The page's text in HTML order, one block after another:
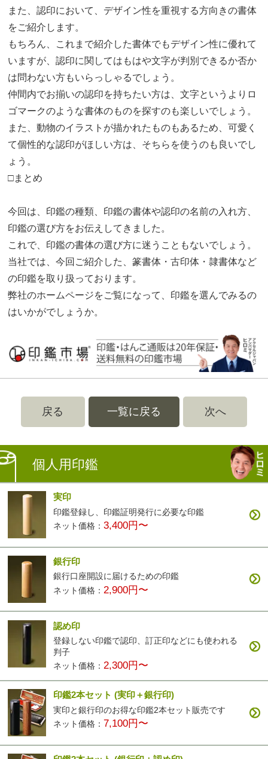
また、認印において、デザイン性を重視する方向きの書体
をご紹介します。
もちろん、これまで紹介した書体でもデザイン性に優れて
いますが、認印に関してはもはや文字が判別できるか否か
は問わない方もいらっしゃるでしょう。
仲間内でお揃いの認印を持ちたい方は、文字というよりロ
ゴマークのような書体のものを探すのも楽しいでしょう。
また、動物のイラストが描かれたものもあるため、可愛く
て個性的な認印がほしい方は、そちらを使うのも良いでし
ょう。
□まとめ
今回は、印鑑の種類、印鑑の書体や認印の名前の入れ方、
印鑑の選び方をお伝えしてきました。
これで、印鑑の書体の選び方に迷うこともないでしょう。
当社では、今回ご紹介した、篆書体・古印体・隷書体など
の印鑑を取り扱っております。
弊社のホームページをご覧になって、印鑑を選んでみるの
はいかがでしょうか。
戻る 一覧に戻る 次へ
個人用印鑑
実印
印鑑登録し、印鑑証明発行に必要な印鑑
ネット価格：3,400円〜
銀行印
銀行口座開設に届けるための印鑑
ネット価格： 2,900円〜
認め印
登録しない印鑑で認印、訂正印などにも使われる
判子
ネット価格：2,300円〜
印鑑2本セット(実印＋銀行印)
実印と銀行印のお得な印鑑2本セット販売です
ネット価格： 7,100円〜